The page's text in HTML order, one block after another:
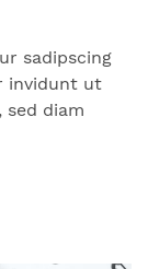
sadipscing
invidunt ut
diam